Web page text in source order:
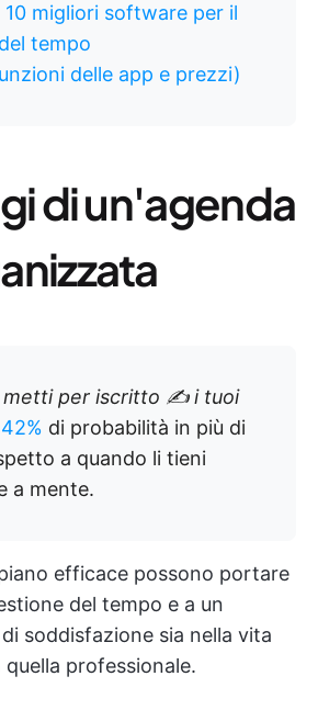
10 migliori software per il
tempo
delle app e prezzi)
di un'agenda
metti per iscritto ✍️ i tuoi
di probabilità in più di
a quando li tieni
a mente.
efficace possono portare
del tempo e a un
soddisfazione sia nella vita
professionale.